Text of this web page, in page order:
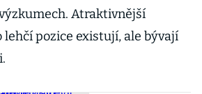
Atraktivnější
lehčí pozice existují, ale bývají